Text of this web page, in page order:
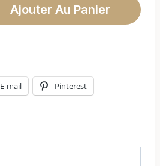
Ajouter Au Panier
E-mail Pinterest